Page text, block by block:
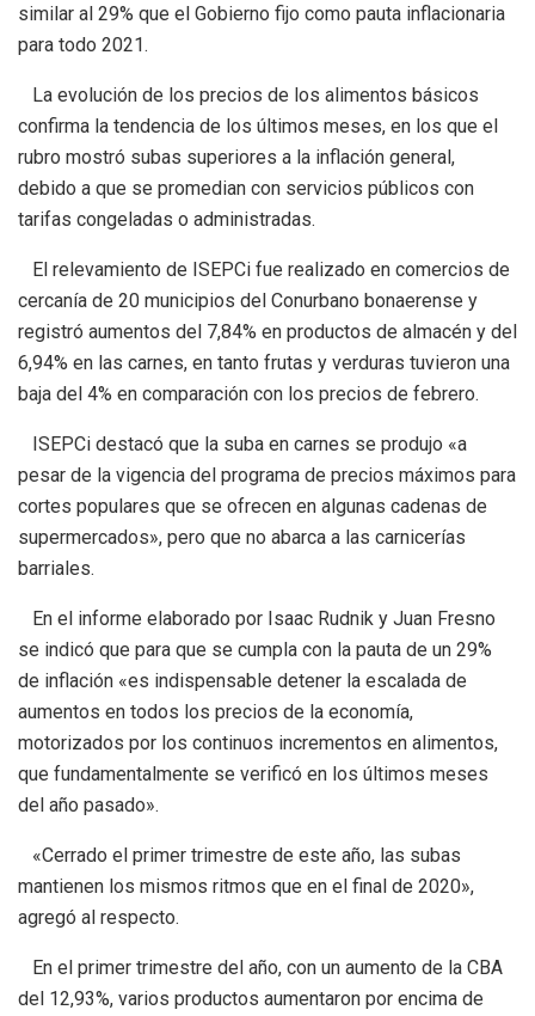
similar al 29% que el Gobierno fijo como pauta inflacionaria
para todo 2021.
La evolución de los precios de los alimentos básicos
confirma la tendencia de los últimos meses, en los que el
rubro mostró subas superiores a la inflación general,
debido a que se promedian con servicios públicos con
tarifas congeladas o administradas.
El relevamiento de ISEPCi fue realizado en comercios de
cercanía de 20 municipios del Conurbano bonaerense y
registró aumentos del 7,84% en productos de almacén y del
6,94% en las carnes, en tanto frutas y verduras tuvieron una
baja del 4% en comparación con los precios de febrero.
ISEPCi destacó que la suba en carnes se produjo «a
pesar de la vigencia del programa de precios máximos para
cortes populares que se ofrecen en algunas cadenas de
supermercados», pero que no abarca a las carnicerías
barriales.
En el informe elaborado por Isaac Rudnik y Juan Fresno
se indicó que para que se cumpla con la pauta de un 29%
de inflación «es indispensable detener la escalada de
aumentos en todos los precios de la economía,
motorizados por los continuos incrementos en alimentos,
que fundamentalmente se verificó en los últimos meses
del año pasado».
«Cerrado el primer trimestre de este año, las subas
mantienen los mismos ritmos que en el final de 2020»,
agregó al respecto.
En el primer trimestre del año, con un aumento de la CBA
del 12,93%, varios productos aumentaron por encima de